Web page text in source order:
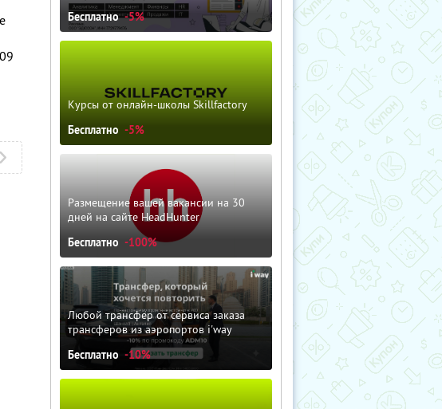
Бесплатно -5%
Курсы от онлайн-школы Skillfactory
Бесплатно -5%
Размещение вашей вакансии на 30
дней на сайте HeadHunter
Бесплатно -100%
Любой трансфер от сервиса заказа
трансферов из аэропортов i'way
Бесплатно -10%